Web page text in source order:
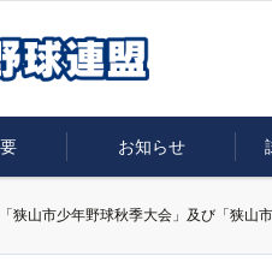
お知らせ
狭山市少年野球秋季大会」及び「狭山